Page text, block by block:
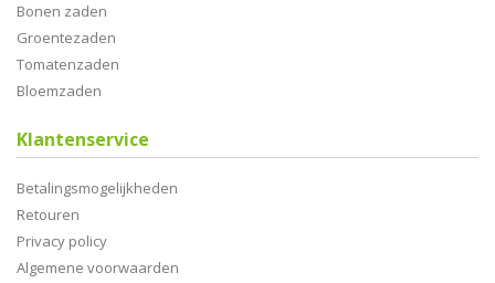
Bonen zaden
Groentezaden
Tomatenzaden
Bloemzaden
Klantenservice
Betalingsmogelijkheden
Retouren
Privacy policy
Algemene voorwaarden